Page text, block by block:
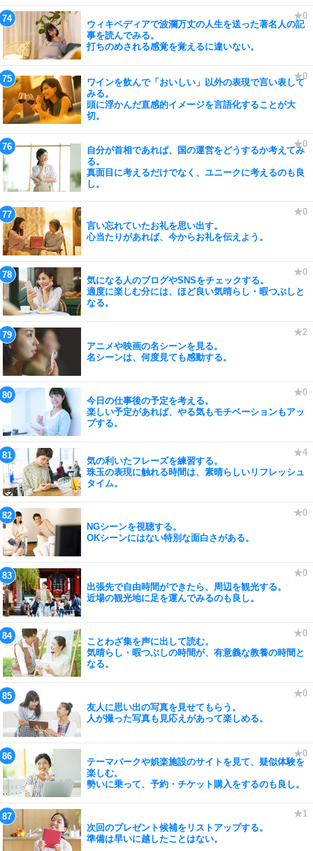
ウィキペディアで波瀾万丈の人生を送った著名人の記
事を読んでみる。
打ちのめされる感覚を覚えるに違いない。
ワインを飲んで「おいしい」以外の表現で言い表して
みる。
頭に浮かんだ直感的イメージを言語化することが大
切。
自分が首相であれば、国の運営をどうするか考えてみ
る。
真面目に考えるだけでなく、ユニークに考えるのも良
し。
言い忘れていたお礼を思い出す。
心当たりがあれば、今からお礼を伝えよう。
気になる人のブログやSNSをチェックする。
適度に楽しむ分には、ほど良い気晴らし・暇つぶしと
なる。
アニメや映画の名シーンを見る。
名シーンは、何度見ても感動する。
今日の仕事後の予定を考える。
楽しい予定があれば、やる気もモチベーションもアッ
プする。
気の利いたフレーズを練習する。
珠玉の表現に触れる時間は、素晴らしいリフレッシュ
タイム。
NGシーンを視聴する。
OKシーンにはない特別な面白さがある。
出張先で自由時間ができたら、周辺を観光する。
近場の観光地に足を運んでみるのも良し。
ことわざ集を声に出して読む。
気晴らし・暇つぶしの時間が、有意義な教養の時間と
なる。
友人に思い出の写真を見せてもらう。
人が撮った写真も見応えがあって楽しめる。
テーマパークや娯楽施設のサイトを見て、疑似体験を
楽しむ。
勢いに乗って、予約・チケット購入をするのも良し。
次回のプレゼント候補をリストアップする。
準備は早いに越したことはない。